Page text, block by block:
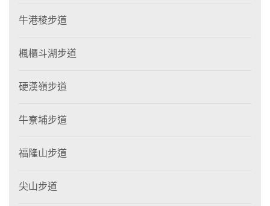
牛港稜步道
楓櫃斗湖步道
硬漢嶺步道
牛寮埔步道
福隆山步道
尖山步道